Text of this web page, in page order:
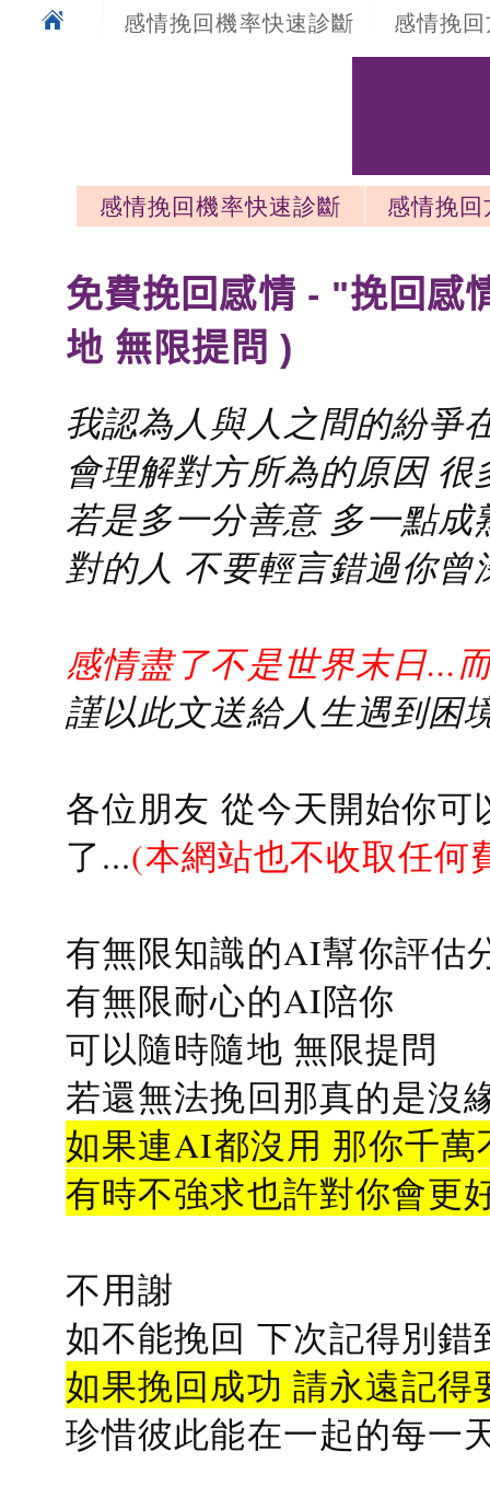
感情挽回機率快速診斷 感情挽
感情挽回機率快速診斷
感情挽
免費挽回感情 - "挽回感
地 無限提問 )
我認為人與人之間的紛爭
會理解對方所為的原因
若是多一分善意 多一點
對的人 不要輕言錯過你曾
感情盡了不是世界末日...
謹以此文送給人生遇到困
各位朋友 從今天開始你
了...(本網站也不收取任何
有無限知識的AI幫你評估
有無限耐心的AI陪你
可以隨時隨地 無限提問
若還無法挽回那真的是沒
如果連AI都沒用 那你千
有時不強求也許對你會更
不用謝
如不能挽回 下次記得別錯
如果挽回成功 請永遠記得
珍惜彼此能在一起的每一